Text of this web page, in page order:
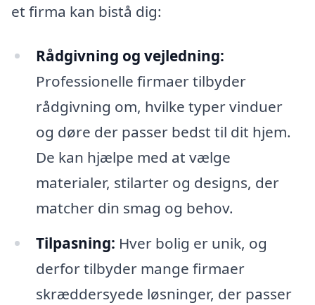
et firma kan bistå dig:
Rådgivning og vejledning:
Professionelle firmaer tilbyder
rådgivning om, hvilke typer vinduer
og døre der passer bedst til dit hjem.
De kan hjælpe med at vælge
materialer, stilarter og designs, der
matcher din smag og behov.
Tilpasning: Hver bolig er unik, og
derfor tilbyder mange firmaer
skræddersyede løsninger, der passer